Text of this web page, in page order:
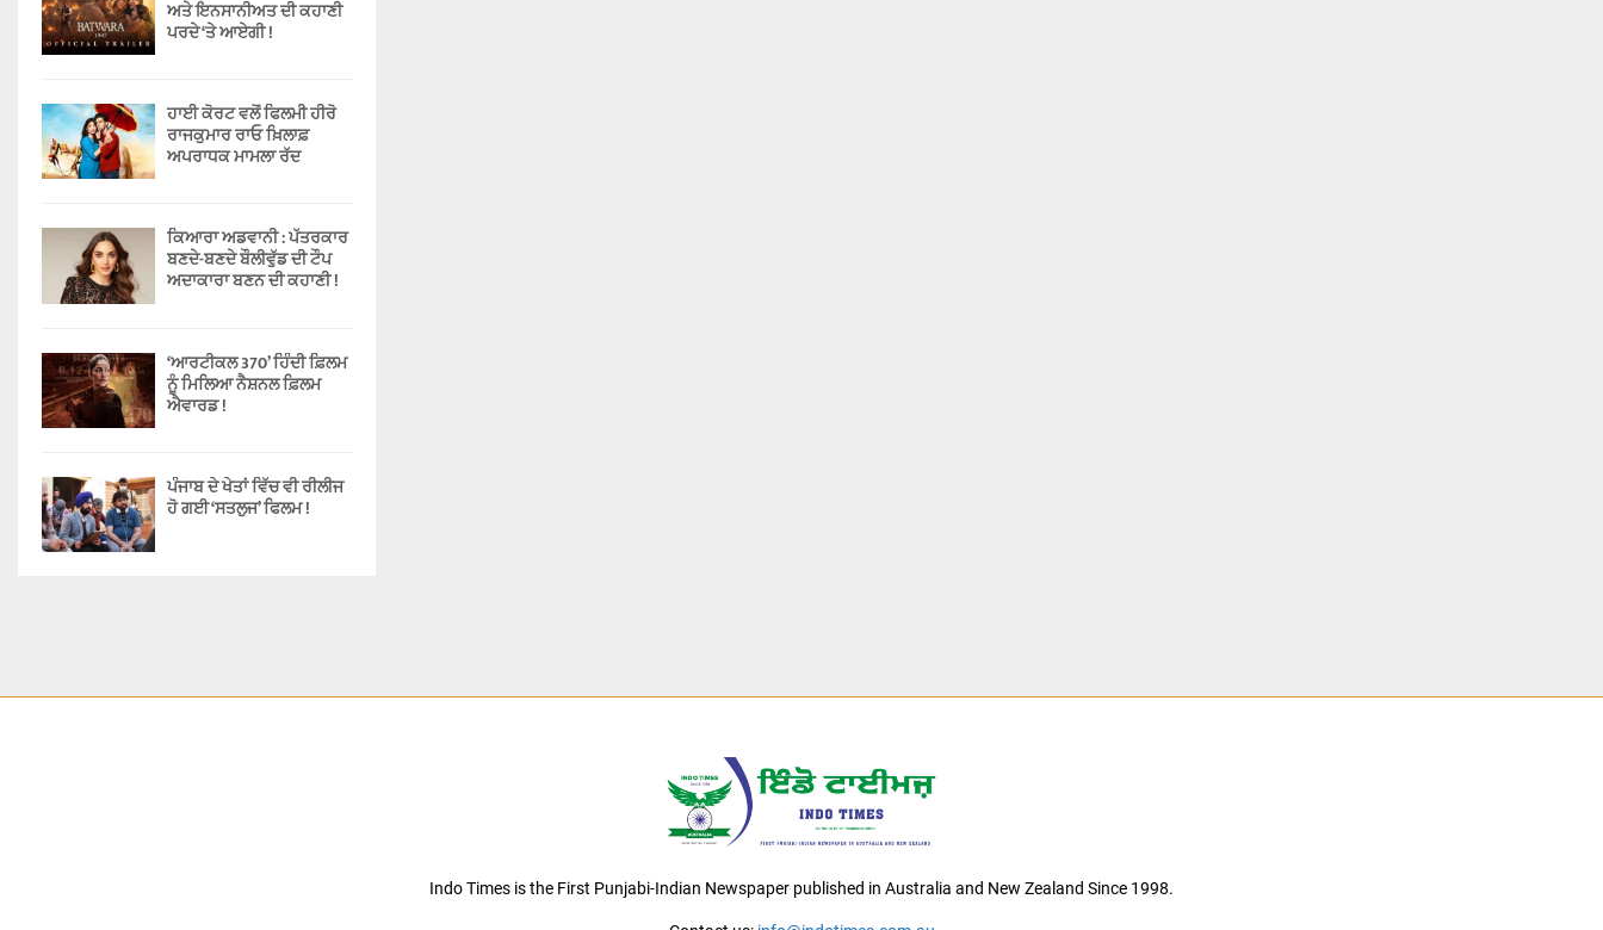
ਅਤੇ ਇਨਸਾਨੀਅਤ ਦੀ ਕਹਾਣੀ
ਪਰਦੇ ‘ਤੇ ਆਏਗੀ !
ਹਾਈ ਕੋਰਟ ਵਲੋਂ ਫਿਲਮੀ ਹੀਰੋ
ਰਾਜਕੁਮਾਰ ਰਾਓ ਖ਼ਿਲਾਫ਼
ਅਪਰਾਧਕ ਮਾਮਲਾ ਰੱਦ
ਕਿਆਰਾ ਅਡਵਾਨੀ : ਪੱਤਰਕਾਰ
ਬਣਦੇ-ਬਣਦੇ ਬੌਲੀਵੁੱਡ ਦੀ ਟੌਪ
ਅਦਾਕਾਰਾ ਬਣਨ ਦੀ ਕਹਾਣੀ !
‘ਆਰਟੀਕਲ 370’ ਹਿੰਦੀ ਫ਼ਿਲਮ
ਨੂੰ ਮਿਲਿਆ ਨੈਸ਼ਨਲ ਫ਼ਿਲਮ
ਐਵਾਰਡ !
ਪੰਜਾਬ ਦੇ ਖੇਤਾਂ ਵਿੱਚ ਵੀ ਰੀਲੀਜ
ਹੋ ਗਈ ‘ਸਤਲੁਜ’ ਫਿਲਮ !
Indo Times is the First Punjabi-Indian Newspaper published in Australia and New Zealand Since 1998.